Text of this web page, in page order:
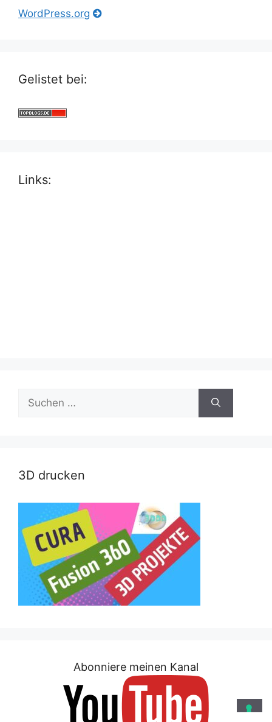
WordPress.org
Gelistet bei:
Links:
Suche
nach:
3D drucken
Abonniere meinen Kanal